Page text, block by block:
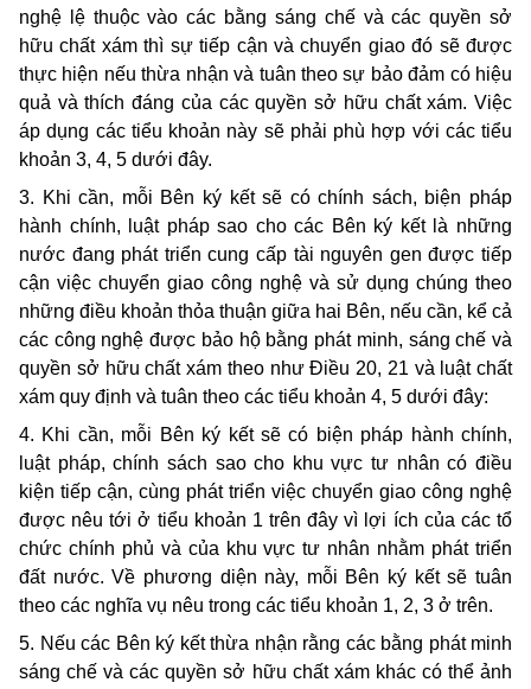
nghệ lệ thuộc vào các bằng sáng chế và các quyền sở
hữu chất xám thì sự tiếp cận và chuyển giao đó sẽ được
thực hiện nếu thừa nhận và tuân theo sự bảo đảm có hiệu
quả và thích đáng của các quyền sở hữu chất xám. Việc
áp dụng các tiểu khoản này sẽ phải phù hợp với các tiểu
khoản 3, 4, 5 dưới đây.
3. Khi cần, mỗi Bên ký kết sẽ có chính sách, biện pháp
hành chính, luật pháp sao cho các Bên ký kết là những
nước đang phát triển cung cấp tài nguyên gen được tiếp
cận việc chuyển giao công nghệ và sử dụng chúng theo
những điều khoản thỏa thuận giữa hai Bên, nếu cần, kể cả
các công nghệ được bảo hộ bằng phát minh, sáng chế và
quyền sở hữu chất xám theo như Điều 20, 21 và luật chất
xám quy định và tuân theo các tiểu khoản 4, 5 dưới đây:
4. Khi cần, mỗi Bên ký kết sẽ có biện pháp hành chính,
luật pháp, chính sách sao cho khu vực tư nhân có điều
kiện tiếp cận, cùng phát triển việc chuyển giao công nghệ
được nêu tới ở tiểu khoản 1 trên đây vì lợi ích của các tổ
chức chính phủ và của khu vực tư nhân nhằm phát triển
đất nước. Về phương diện này, mỗi Bên ký kết sẽ tuân
theo các nghĩa vụ nêu trong các tiểu khoản 1, 2, 3 ở trên.
5. Nếu các Bên ký kết thừa nhận rằng các bằng phát minh
sáng chế và các quyền sở hữu chất xám khác có thể ảnh